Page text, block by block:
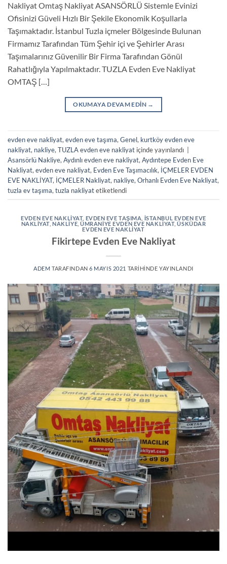
Nakliyat Omtaş Nakliyat ASANSÖRLÜ Sistemle Evinizi
Ofisinizi Güveli Hızlı Bir Şekile Ekonomik Koşullarla
Taşımaktadır. İstanbul Tuzla içmeler Bölgesinde Bulunan
Firmamız Tarafından Tüm Şehir içi ve Şehirler Arası
Taşımalarınız Güvenilir Bir Firma Tarafından Gönül
Rahatlığıyla Yapılmaktadır. TUZLA Evden Eve Nakliyat
OMTAŞ […]
OKUMAYA DEVAM EDIN →
evden eve nakliyat, evden eve taşıma, Genel, kurtköy evden eve
nakliyat, nakliye, TUZLA evden eve nakliyat içinde yayınlandı
Asansörlü Nakliye, Aydınlı evden eve nakliyat, Aydıntepe Evden Eve
Nakliyat, evden eve nakliyat, Evden Eve Taşımacılık, İÇMELER EVDEN
EVE NAKLİYAT, İÇMELER Nakliyat, nakliye, Orhanlı Evden Eve Nakliyat,
tuzla ev taşıma, tuzla nakliyatetiketlendi
EVDEN EVE NAKLIYAT, EVDEN EVE TAŞIMA ISTANBUL EVDEN EVE
NAKLIYAT ,NAKLIYE ,ÜMRANIYE EVDEN EVE NAKLIYAT,ÜSKÜDAR
EVDEN EVE NAKLIYAT
Fikirtepe Evden Eve Nakliyat
ADEM TARAFINDAN 6 MAYIS 2021 TARIHINDE YAYINLANDI